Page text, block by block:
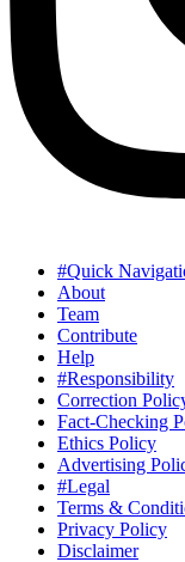
#Quick
About
Team
Contribute
Help
#Responsibility
Correction
Fact-Checking
Ethics Policy
Advertising
#Legal
Terms &
Privacy Policy
Disclaimer